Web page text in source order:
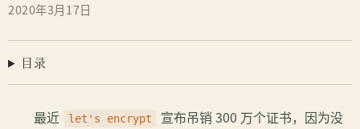
2020年3月17日
目录
最近 let's encrypt
宣布吊销 300 万个证书，因为没